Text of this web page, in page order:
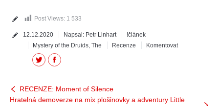
Post Views: 1 533
12.12.2020 Napsal: Petr Linhart
!článek
Mystery of the Druids, The
Recenze Komentovat
Facebook
Twitter
RECENZE: Moment of Silence
Hratelná demoverze na mix plošinovky a adventury Little